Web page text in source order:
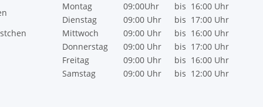
Montag 09:00Uhr bis 16:00 Uhr
Dienstag
09:00 Uhr bis 17:00 Uhr
Mittwoch
09:00 Uhr bis 16:00 Uhr
Donnerstag
09:00 Uhr bis 17:00 Uhr
Freitag
09:00 Uhr bis 16:00 Uhr
Samstag
09:00 Uhr bis 12:00 Uhr